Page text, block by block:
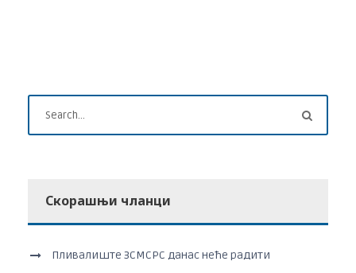
Скорашњи чланци
Пливалиште ЗСМСРС данас неће радити